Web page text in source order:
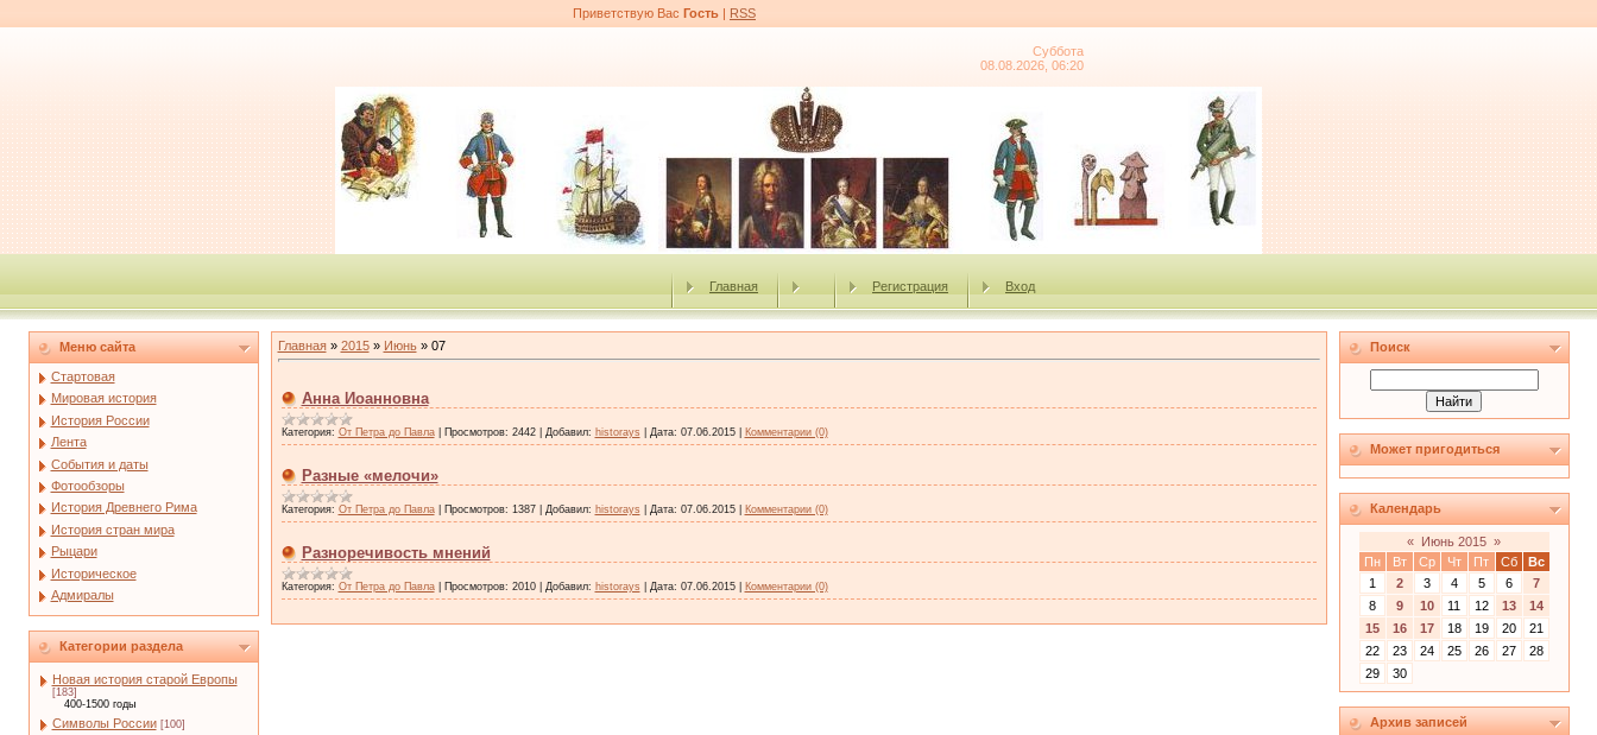
Приветствую Вас Гость | RSS
Суббота
08.08.2026, 06:20
Главная Регистрация Вход
Меню сайта
Стартовая
Мировая история
История России
Лента
События и даты
Фотообзоры
История Древнего Рима
История стран мира
Рыцари
Историческое
Адмиралы
Категории раздела
Новая история старой Европы
[183]
400-1500 годы
Символы России [100]
Главная» 2015 » Июнь » 07
Анна Иоанновна
Категория: От Петра до Павла Просмотров: 2442 Добавил: historays Дата: 07.06.2015 Комментарии (0)
Разные «мелочи»
Категория: От Петра до Павла Просмотров: 1387 Добавил: historays Дата: 07.06.2015 Комментарии (0)
Разноречивость мнений
Категория: От Петра до Павла Просмотров: 2010 Добавил: historays Дата: 07.06.2015 Комментарии (0)
Поиск
Может пригодиться
Календарь
« Июнь 2015 »
Пн
Вт Ср Чт Пт Сб
Вс
1
2 3 4 5 6
7
8
9 10 11 12 13
14
15
16 17 18 19 20
21
22
23 24 25 26 27
28
29
30
Архив записей